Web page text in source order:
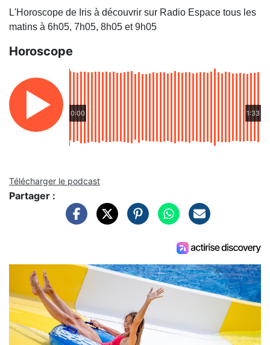
L'Horoscope de Iris à découvrir sur Radio Espace tous les
matins à 6h05, 7h05, 8h05 et 9h05
Horoscope
0:00 1:33
Télécharger le podcast
Partager :